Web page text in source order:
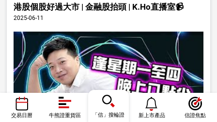
港股個股好過大市 | 金融股抬頭 | K.Ho直播室📹
2025-06-11
小米發佈會可否帶動股價 | K.Ho直播室📹
交易日曆 牛熊證重貨區 「信」搜輪證 新上市產品 信證焦點